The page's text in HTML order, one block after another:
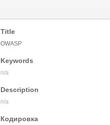
Title
OWASP
Keywords
n/a
Description
n/a
Кодировка